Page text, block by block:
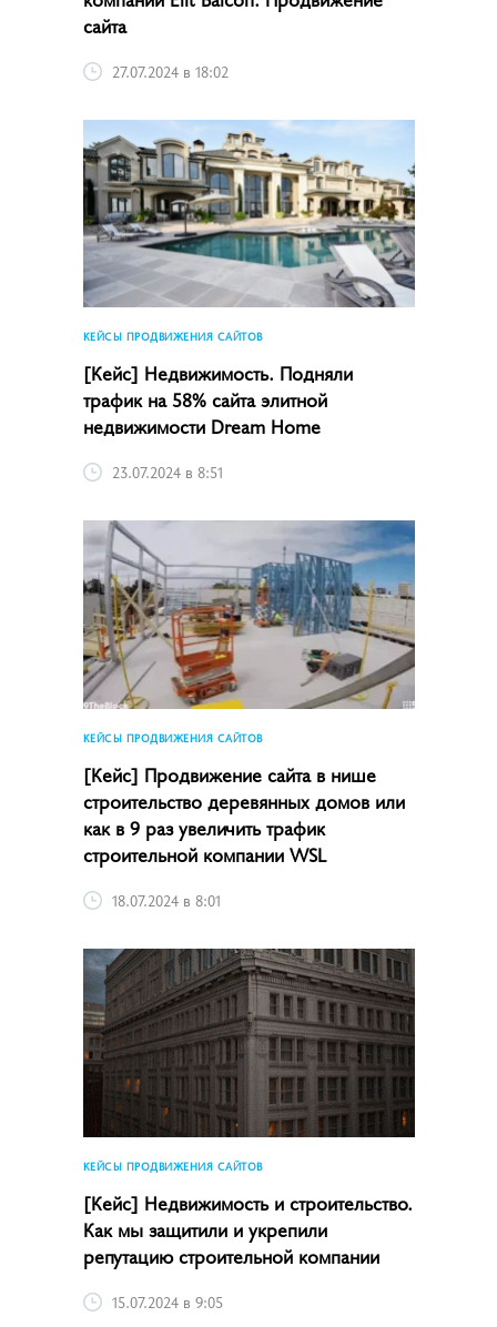
сайта
27.07.2024 в 18:02
КЕЙСЫ ПРОДВИЖЕНИЯ САЙТОВ
[Кейс] Недвижимость. Подняли
трафик на 58% сайта элитной
недвижимости Dream Home
23.07.2024 в 8:51
КЕЙСЫ ПРОДВИЖЕНИЯ САЙТОВ
[Кейс] Продвижение сайта в нише
строительство деревянных домов или
как в 9 раз увеличить трафик
строительной компании WSL
18.07.2024 в 8:01
КЕЙСЫ ПРОДВИЖЕНИЯ САЙТОВ
[Кейс] Недвижимость и строительство.
Как мы защитили и укрепили
репутацию строительной компании
15.07.2024 в 9:05